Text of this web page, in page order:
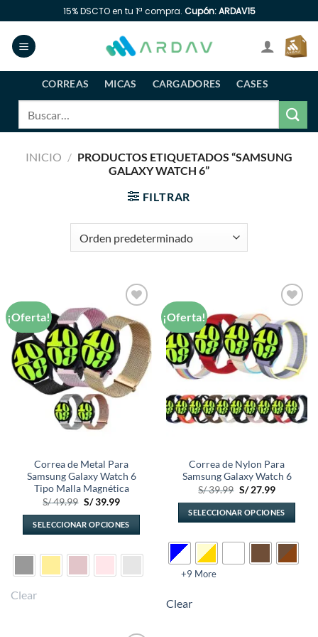
al
contenido
15% DSCTO en tu 1ª compra. Cupón: ARDAV15
CORREAS MICAS CARGADORES
CASES
INICIO / PRODUCTOS ETIQUETADOS “SAMSUNG
GALAXY WATCH 6”
FILTRAR
¡Oferta!
Añadir
a la
lista de
deseos
Correa de Metal Para
Samsung Galaxy Watch 6
Tipo Malla Magnética
S/49.99 El
original
era:
S/ 49.99.
S/39.99El
actual
es:
S/ 39.99.
SELECCIONAR OPCIONES
producto
Clear
¡Oferta!
a la
lista de
deseos
Correa de Nylon Para
Samsung Galaxy Watch 6
S/39.99 El
original
era:
S/ 39.99.
S/27.99El
actual
es:
S/ 27.99.
SELECCIONAR OPCIONES
producto
+9 More
Clear